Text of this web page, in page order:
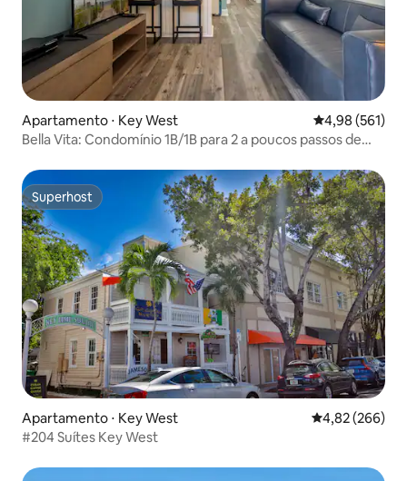
Apartamento ⋅ Key West 4,98 de uma
4,98 (561)
Bella Vita: Condomínio 1B/1B para 2 a poucos passos de
Superhost
Superhost
Apartamento ⋅ Key West 4,82 de uma
4,82 (266)
#204 Suítes Key West